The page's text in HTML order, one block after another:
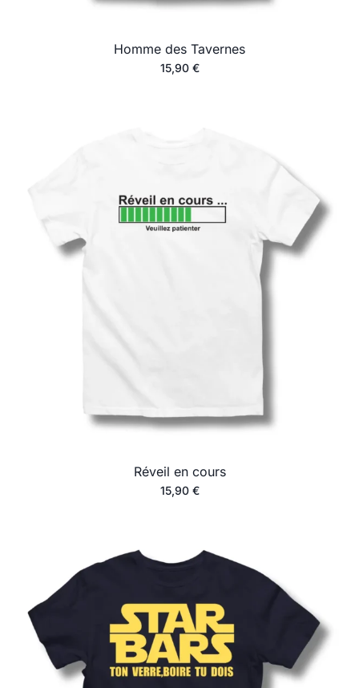
Homme des Tavernes
15,90 €
Réveil en cours
15,90 €